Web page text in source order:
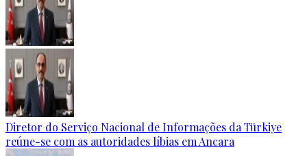
Diretor do Serviço Nacional de Informações da Türkiye
reúne-se com as autoridades líbias em Ancara